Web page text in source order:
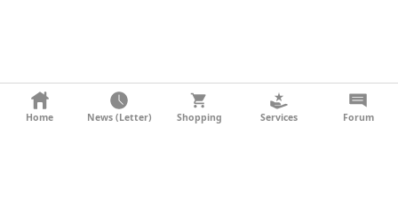
KONTAKT
Home News (Letter) Shopping Services Forum